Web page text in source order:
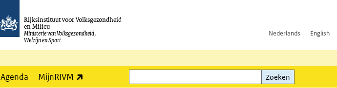
Rijksinstituut voor Volksgezondheid
en Milieu
Ministerie van Volksgezondheid,
Welzijn en Sport
Nederlands English
Agenda MijnRIVM
Zoeken
Zoeken